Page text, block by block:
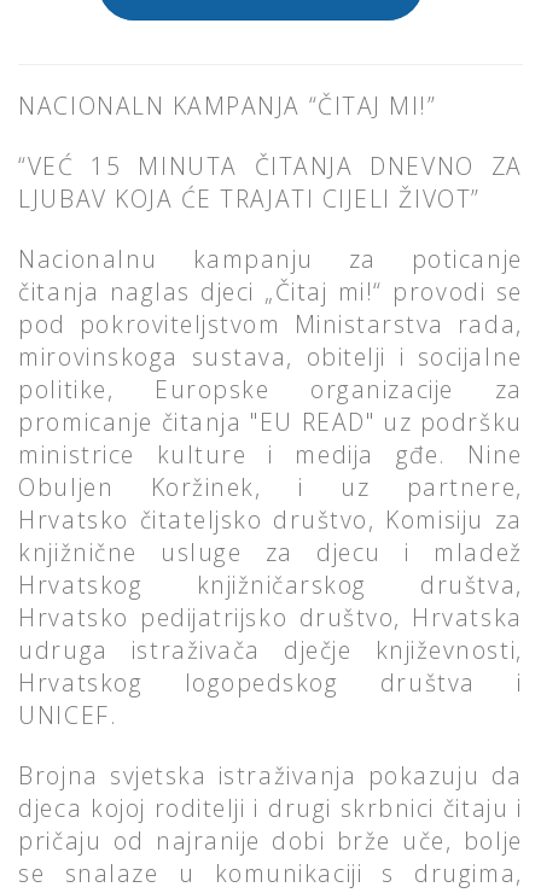
NACIONALN KAMPANJA “ČITAJ MI!”
“VEĆ 15 MINUTA ČITANJA DNEVNO ZA
LJUBAV KOJA ĆE TRAJATI CIJELI ŽIVOT”
Nacionalnu kampanju za poticanje
čitanja naglas djeci „Čitaj mi!“ provodi se
pod pokroviteljstvom Ministarstva rada,
mirovinskoga sustava, obitelji i socijalne
politike, Europske organizacije za
promicanje čitanja "EU READ" uz podršku
ministrice kulture i medija gđe. Nine
Obuljen Koržinek, i uz partnere,
Hrvatsko čitateljsko društvo, Komisiju za
knjižnične usluge za djecu i mladež
Hrvatskog knjižničarskog društva,
Hrvatsko pedijatrijsko društvo, Hrvatska
udruga istraživača dječje književnosti,
Hrvatskog logopedskog društva i
UNICEF.
Brojna svjetska istraživanja pokazuju da
djeca kojoj roditelji i drugi skrbnici čitaju i
pričaju od najranije dobi brže uče, bolje
se snalaze u komunikaciji s drugima,